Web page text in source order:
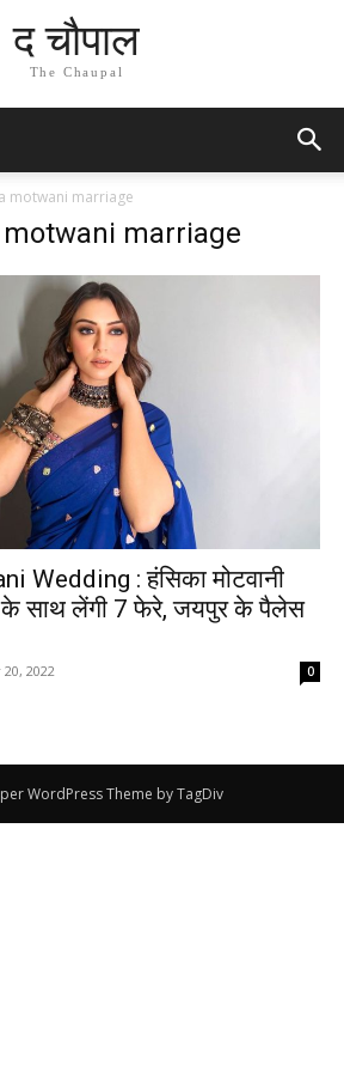
द चौपाल
The Chaupal
motwani marriage
marriage
Wedding : हंसिका मोटवानी
साथ लेंगी 7 फेरे, जयपुर के पैलेस
2022 0
WordPress Theme by TagDiv